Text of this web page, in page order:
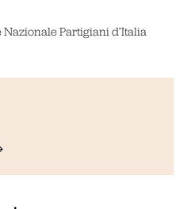
Nazionale Partigiani d’Italia